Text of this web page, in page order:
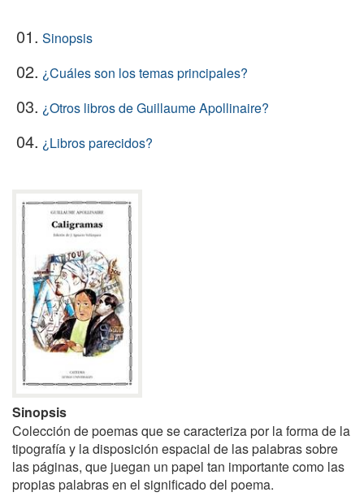
01. Sinopsis
02. ¿Cuáles son los temas principales?
03. ¿Otros libros de Guillaume Apollinaire?
04. ¿Libros parecidos?
Sinopsis
Colección de poemas que se caracteriza por la forma de la
tipografía y la disposición espacial de las palabras sobre
las páginas, que juegan un papel tan importante como las
propias palabras en el significado del poema.